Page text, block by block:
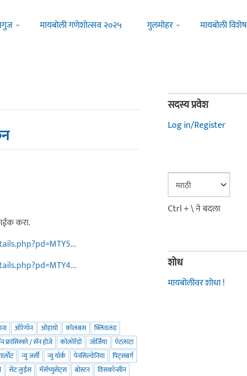
मायबोली गणेशोत्सव २०२५ गुलमोहर मायबोली विशेष
करा.
ओरेगॉन ओहायो कोलंबस
क्लिवलंड
फ्रांसिस्को / सॅन होजे कोलोरॅडो जॉर्जिया
ऍटलांटा
न्यु जर्सी न्यु यॉर्क पेनसिल्वेनिया
पिट्सबर्ग
सेंट लुईस मॅसॅच्युसेट्स बोस्टन
विसकॉन्सीन
सदस्य प्रवेश
Log in/Register
Ctrl + \ ने बदला
शोध
मायबोलीवर शोधा !